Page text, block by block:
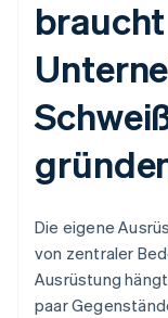
Die eigene
von zentraler
Ausrüstung
paar